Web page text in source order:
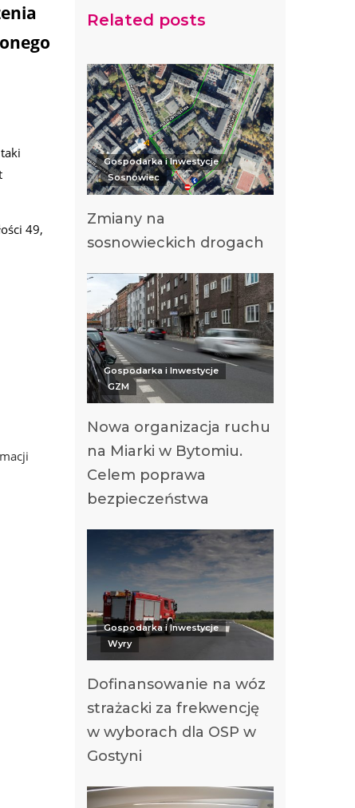
49,
Related posts
Gospodarka i Inwestycje
Sosnowiec
Zmiany na
sosnowieckich drogach
Gospodarka i Inwestycje
GZM
Nowa organizacja ruchu
na Miarki w Bytomiu.
Celem poprawa
bezpieczeństwa
Gospodarka i Inwestycje
Wyry
Dofinansowanie na wóz
strażacki za frekwencję
w wyborach dla OSP w
Gostyni